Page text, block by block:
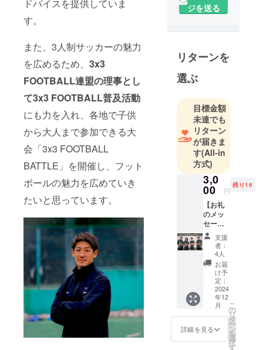
ドバイスを提供していま
す。
また、3人制サッカーの魅力
を広めるため、 3x3
FOOTBALL連盟の理事とし
て3x3 FOOTBALL普及活動
にも力を入れ、各地で子供
から大人まで参加できる大
会「3x3 FOOTBALL
BATTLE」を開催し、フット
ボールの魅力を広めていき
たいと思っています。
す。
デモパ
フォーマー
としての経
ドリブルを
メインとし
た指導を行
い、プロ選
手にもアド
バイスを提
供していま
FOOTBALL
連盟の理事
として3x3
FOOTBALL
普及活動に
も力を入
れ、「3x3
FOOTBALL
ジを送る
リターンを
選ぶ
目標金額
未達でも
リターン
が届きま
す(All-in
方式)
3,0
00 円
残り16
【お礼
のメッ
セー
ジ】 感
謝の気
持ちを
込め
て、お
礼の
メッ
セージ
をお送
りしま
す。 ＜
内容＞
支援
者：
4人
お届
け予
定：
2024
年12
月
詳細を見る
こ
の
リ
タ
ー
ン
を
選
択
す